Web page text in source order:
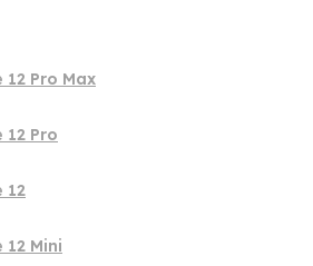
12 Pro Max
12 Pro
12
12 Mini